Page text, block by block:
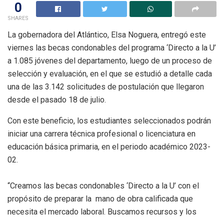
0
SHARES
La gobernadora del Atlántico, Elsa Noguera, entregó este
viernes las becas condonables del programa ‘Directo a la U’
a 1.085 jóvenes del departamento, luego de un proceso de
selección y evaluación, en el que se estudió a detalle cada
una de las 3.142 solicitudes de postulación que llegaron
desde el pasado 18 de julio.
Con este beneficio, los estudiantes seleccionados podrán
iniciar una carrera técnica profesional o licenciatura en
educación básica primaria, en el periodo académico 2023-
02.
“Creamos las becas condonables ‘Directo a la U’ con el
propósito de preparar la mano de obra calificada que
necesita el mercado laboral. Buscamos recursos y los